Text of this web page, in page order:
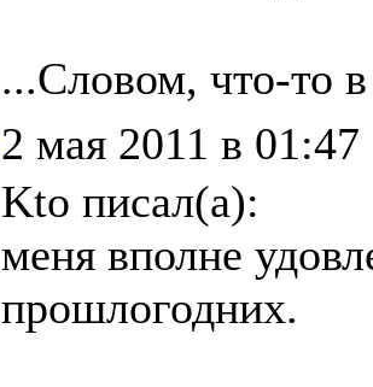
...Словом, что-то
2 мая 2011 в 01:47
Kto писал(а):
меня вполне
прошлогодних.